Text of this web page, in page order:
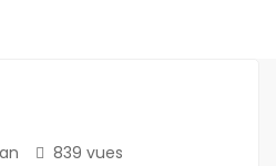
839 vues